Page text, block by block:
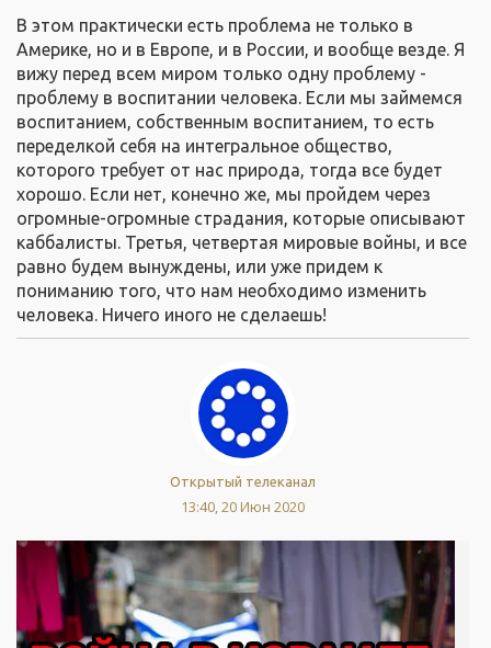
В этом практически есть проблема не только в
Америке, но и в Европе, и в России, и вообще везде. Я
вижу перед всем миром только одну проблему -
проблему в воспитании человека. Если мы займемся
воспитанием, собственным воспитанием, то есть
переделкой себя на интегральное общество,
которого требует от нас природа, тогда все будет
хорошо. Если нет, конечно же, мы пройдем через
огромные-огромные страдания, которые описывают
каббалисты. Третья, четвертая мировые войны, и все
равно будем вынуждены, или уже придем к
пониманию того, что нам необходимо изменить
человека. Ничего иного не сделаешь!
Открытый телеканал
13:40, 20 Июн 2020